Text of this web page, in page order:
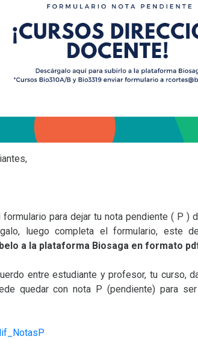
formulario para dejar tu nota pendiente ( P )
luego completa el formulario, este
a la plataforma Biosaga en formato
entre estudiante y profesor, tu curso,
quedar con nota P (pendiente) para